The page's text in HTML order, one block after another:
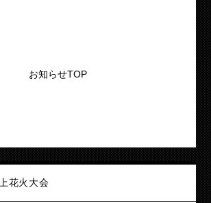
お知らせTOP
花火大会